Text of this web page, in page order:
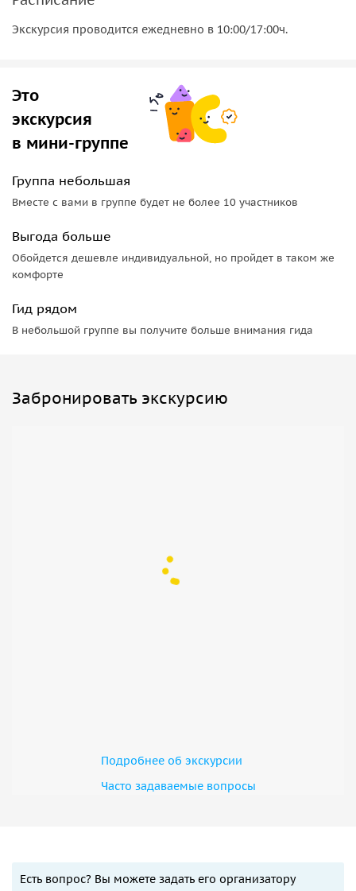
Экскурсия проводится ежедневно в 10:00/17:00ч.
Это
экскурсия
в мини-группе
Группа небольшая
Вместе с вами в группе будет не более 10 участников
Выгода больше
Обойдется дешевле индивидуальной, но пройдет в таком же
комфорте
Гид рядом
В небольшой группе вы получите больше внимания гида
Забронировать экскурсию
Подробнее об экскурсии
Часто задаваемые вопросы
Есть вопрос? Вы можете задать его организатору